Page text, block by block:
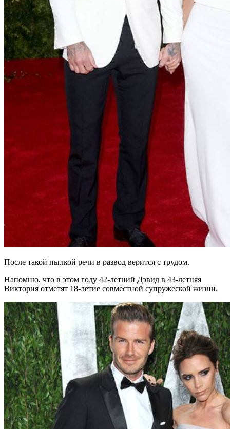
После такой пылкой речи в развод верится с трудом.
Напомню, что в этом году 42-летний Дэвид в 43-летняя
Виктория отметят 18-летие совместной супружеской жизни.